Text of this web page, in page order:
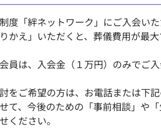
度「絆ネットワーク」にご入会い
かえ」いただくと、葬儀費用が最
員は、入会金（１万円）のみでご
をご希望の方は、お電話または下
て、今後のための「事前相談」や
ください。